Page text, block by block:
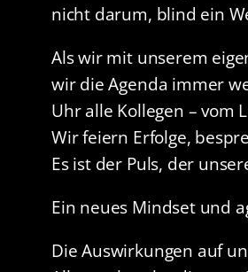
nicht darum, blind ein
Als wir mit unserem
wir die Agenda immer
Uhr alle Kollegen – vom
Wir feiern Erfolge,
Es ist der Puls, der
Ein neues Mindset und
Die Auswirkungen auf